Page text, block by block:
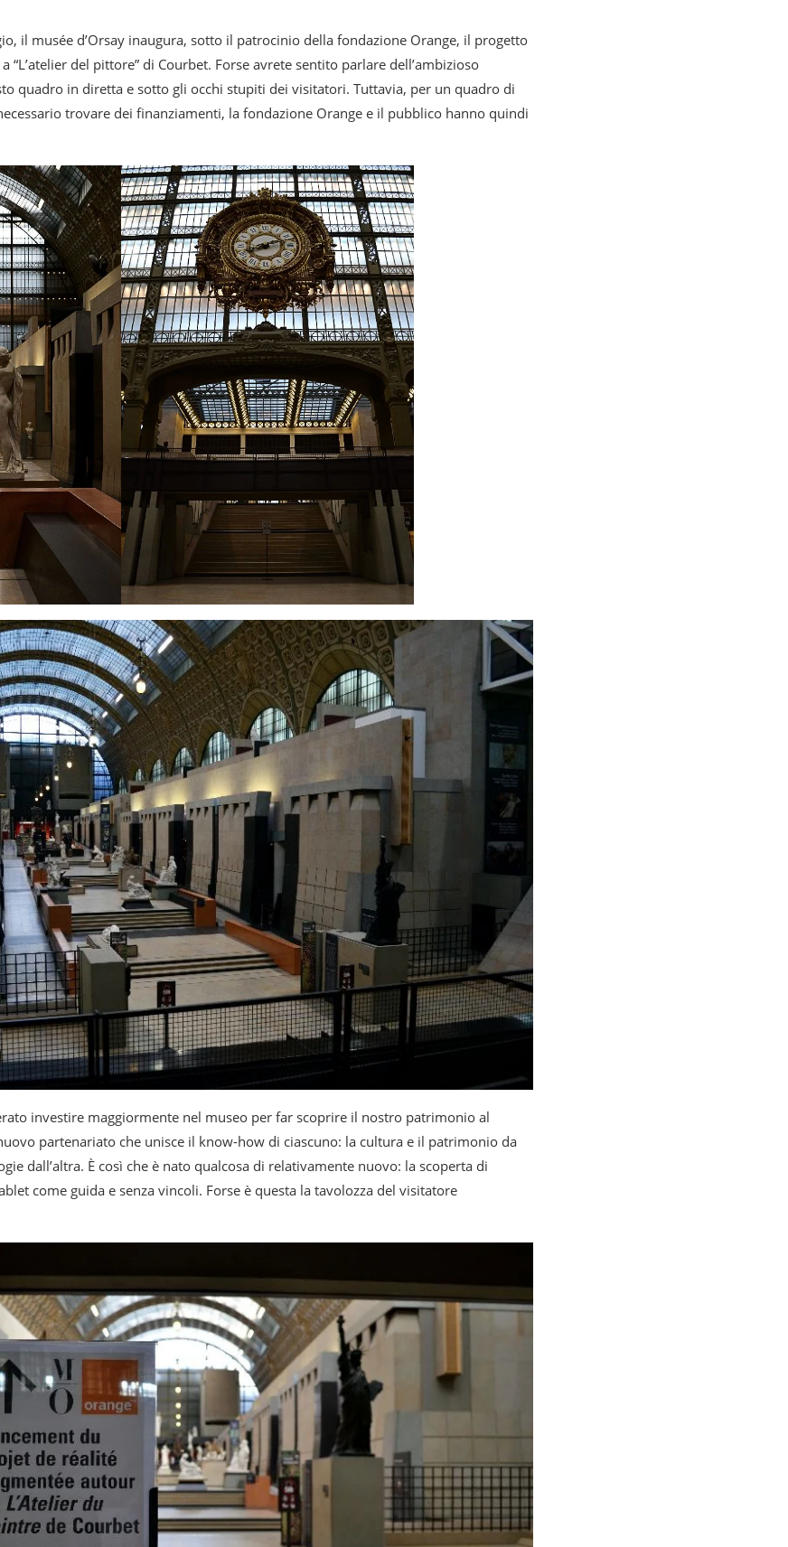
il musée d’Orsay inaugura, sotto il patrocinio della fondazione Orange, il progetto
“L’atelier del pittore” di Courbet. Forse avrete sentito parlare dell’ambizioso
quadro in diretta e sotto gli occhi stupiti dei visitatori. Tuttavia, per un quadro di
trovare dei finanziamenti, la fondazione Orange e il pubblico hanno quindi
investire maggiormente nel museo per far scoprire il nostro patrimonio al
partenariato che unisce il know-how di ciascuno: la cultura e il patrimonio da
dall’altra. È così che è nato qualcosa di relativamente nuovo: la scoperta di
come guida e senza vincoli. Forse è questa la tavolozza del visitatore